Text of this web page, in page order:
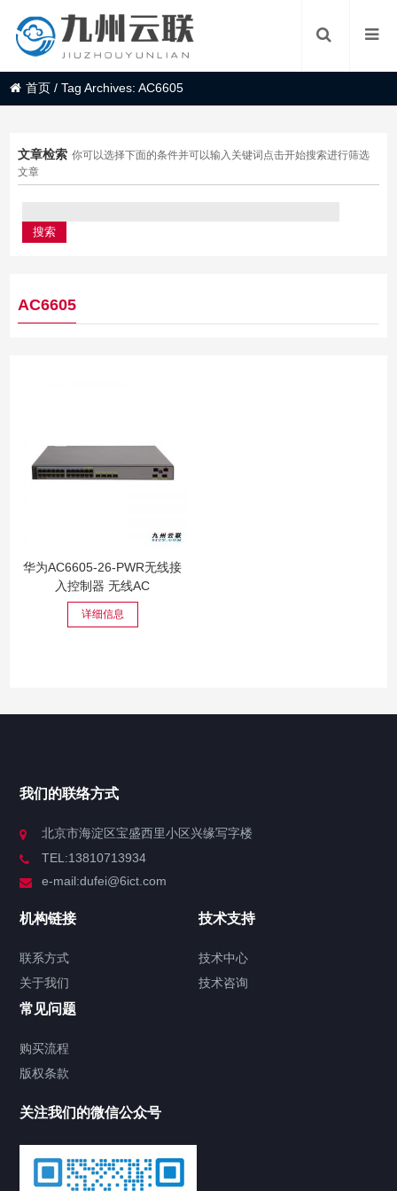
首页 /Tag Archives: AC6605
文章检索 你可以选择下面的条件并可以输入关键词点击开始搜索进行筛选
文章
AC6605
华为AC6605-26-PWR无线接
入控制器 无线AC
详细信息
我们的联络方式
北京市海淀区宝盛西里小区兴缘写字楼
TEL:13810713934
e-mail:dufei@6ict.com
机构链接
联系方式
关于我们
技术支持
技术中心
技术咨询
常见问题
购买流程
版权条款
关注我们的微信公众号